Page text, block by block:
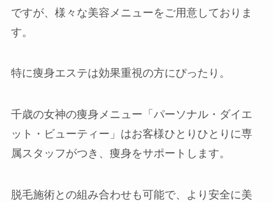
ですが、様々な美容メニューをご用意しておりま
す。
特に痩身エステは効果重視の方にぴったり。
千歳の女神の痩身メニュー「パーソナル・ダイエ
ット・ビューティー」はお客様ひとりひとりに専
属スタッフがつき、痩身をサポートします。
脱毛施術との組み合わせも可能で、より安全に美